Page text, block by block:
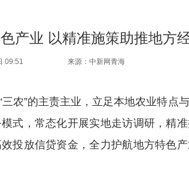
产业 以精准施策助推地方
09:51 来源：中新网青海
”的主责主业，立足本地农业特点
式，常态化开展实地走访调研，精
投放信贷资金，全力护航地方特色